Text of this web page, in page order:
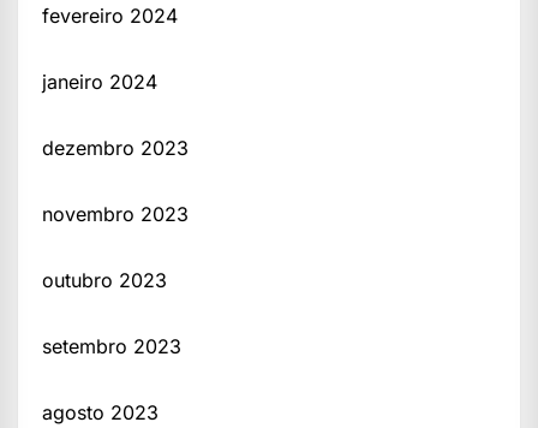
fevereiro 2024
janeiro 2024
dezembro 2023
novembro 2023
outubro 2023
setembro 2023
agosto 2023